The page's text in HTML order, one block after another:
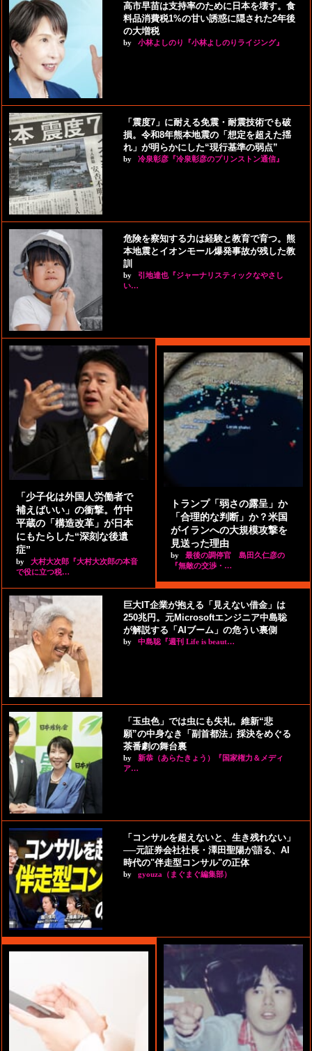
高市早苗は支持率のために日本を壊す。食
料品消費税1%の甘い誘惑に隠された2年後
の大増税
by 小林よしのり『小林よしのりライジング』
「震度7」に耐える免震・耐震技術でも破
損。令和8年熊本地震の「想定を超えた揺
れ」が明らかにした“現行基準の弱点”
by 冷泉彰彦『冷泉彰彦のプリンストン通信』
危険を察知する力は経験と教育で育つ。熊
本地震とイオンモール爆発事故が残した教
訓
by
引地達也『ジャーナリスティックなやさし
い…
「少子化は外国人労働者で
補えばいい」の衝撃。竹中
平蔵の「構造改革」が日本
にもたらした“深刻な後遺
症”
by
大村大次郎『大村大次郎の本音
で役に立つ税…
トランプ「弱さの露呈」か
「合理的な判断」か？米国
がイランへの大規模攻撃を
見送った理由
by
最後の調停官 島田久仁彦の
『無敵の交渉・…
巨大IT企業が抱える「見えない借金」は
250兆円。元Microsoftエンジニア中島聡
が解説する「AIブーム」の危うい裏側
by 中島聡『週刊 Life is beaut…
「玉虫色」では虫にも失礼。維新“悲
願”の中身なき「副首都法」採決をめぐる
茶番劇の舞台裏
by
新恭（あらたきょう）『国家権力＆メディ
ア…
「コンサルを超えないと、生き残れない」
──元証券会社社長・澤田聖陽が語る、AI
時代の"伴走型コンサル"の正体
by gyouza（まぐまぐ編集部）